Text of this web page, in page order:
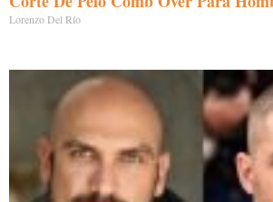
Lorenzo Del Río